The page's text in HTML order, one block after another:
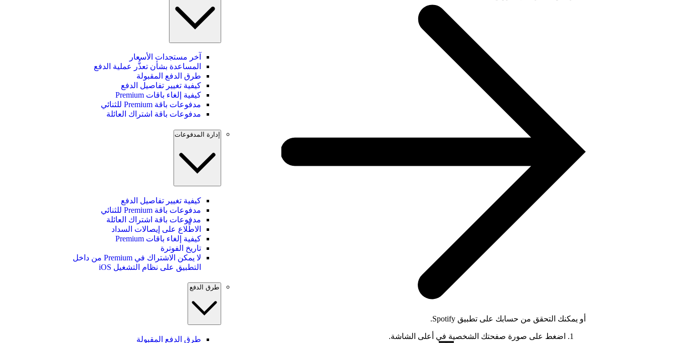
أو يمكنك التحقق من حسابك على تطبيق Spotify.
اضغط على صورة صفحتك الشخصية في أعلى الشاشة.
آخر مستجدات الأسعار
المساعدة بشأن تعذُّر عملية الدفع
طرق الدفع المقبولة
كيفية تغيير تفاصيل الدفع
كيفية إلغاء باقات Premium
مدفوعات باقة Premium للثنائي
مدفوعات باقة اشتراك العائلة
إدارة المدفوعات
كيفية تغيير تفاصيل الدفع
مدفوعات باقة Premium للثنائي
مدفوعات باقة اشتراك العائلة
الاطِّلاع على إيصالات السداد
كيفية إلغاء باقات Premium
تاريخ الفوترة
لا يمكن الاشتراك في Premium من داخل
التطبيق على نظام التشغيل iOS
طرق الدفع
طرق الدفع المقبولة